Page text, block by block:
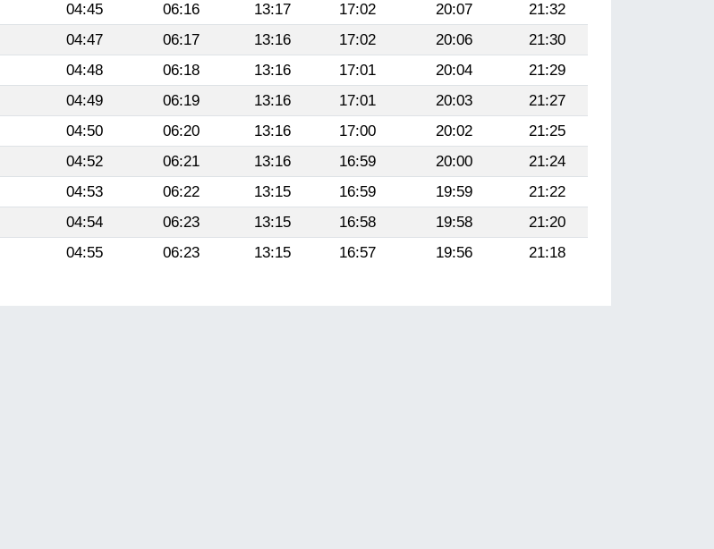
04:45 06:16 13:17 17:02 20:07
21:32
04:47 06:17 13:16 17:02 20:06
21:30
04:48 06:18 13:16 17:01 20:04
21:29
04:49 06:19 13:16 17:01 20:03
21:27
04:50 06:20 13:16 17:00 20:02
21:25
04:52 06:21 13:16 16:59 20:00
21:24
04:53 06:22 13:15 16:59 19:59
21:22
04:54 06:23 13:15 16:58 19:58
21:20
04:55 06:23 13:15 16:57 19:56 21:18